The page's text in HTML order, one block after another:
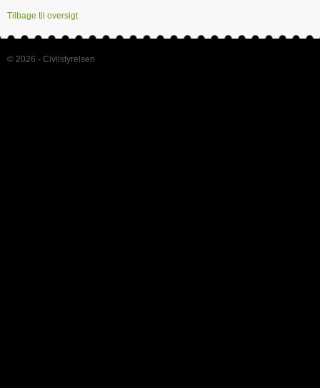
Tilbage til oversigt
© 2026 - Civilstyrelsen